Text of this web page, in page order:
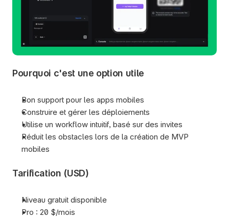
Pourquoi c'est une option utile
Bon support pour les apps mobiles
Construire et gérer les déploiements
Utilise un workflow intuitif, basé sur des invites
Réduit les obstacles lors de la création de MVP
mobiles
Tarification (USD)
Niveau gratuit disponible
Pro : 20 $/mois